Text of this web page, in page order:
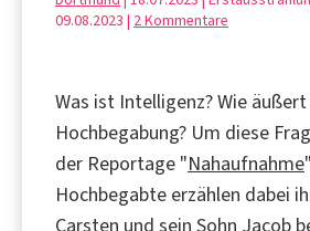
09.08.2023 | 2 Kommentare
Was ist Intelligenz? Wie äußert
Hochbegabung? Um diese
der Reportage "Nahaufnahme
Hochbegabte erzählen dabei
Carsten und sein Sohn Jacob